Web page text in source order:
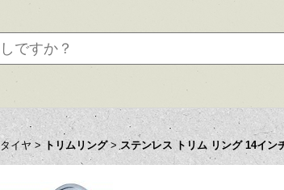
イヤ > トリムリング > ステンレス トリム リング 14イン